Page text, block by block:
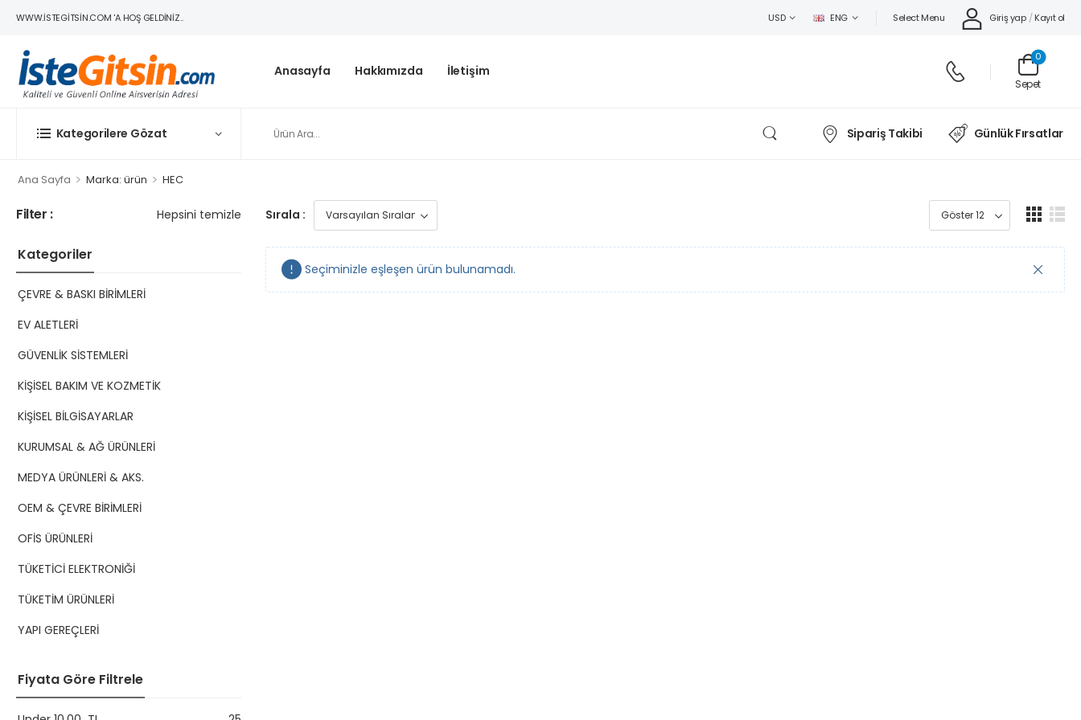
WWW.ISTEGITSIN.COM 'A HOŞ GELDINIZ.. USD ENG Select Menu Giriş yap / Kayıt ol
Anasayfa Hakkımızda İletişim
Sepet
0
Kategorilere Gözat Sipariş Takibi Günlük Fırsatlar
Ana Sayfa > Marka: ürün > HEC
Filter : Hepsini temizle
Kategoriler
ÇEVRE & BASKI BİRİMLERİ
EV ALETLERİ
GÜVENLİK SİSTEMLERİ
KİŞİSEL BAKIM VE KOZMETİK
KİŞİSEL BİLGİSAYARLAR
KURUMSAL & AĞ ÜRÜNLERİ
MEDYA ÜRÜNLERİ & AKS.
OEM & ÇEVRE BİRİMLERİ
OFİS ÜRÜNLERİ
TÜKETİCİ ELEKTRONİĞİ
TÜKETİM ÜRÜNLERİ
YAPI GEREÇLERİ
Fiyata Göre Filtrele
Sırala :
Seçiminizle eşleşen ürün bulunamadı.